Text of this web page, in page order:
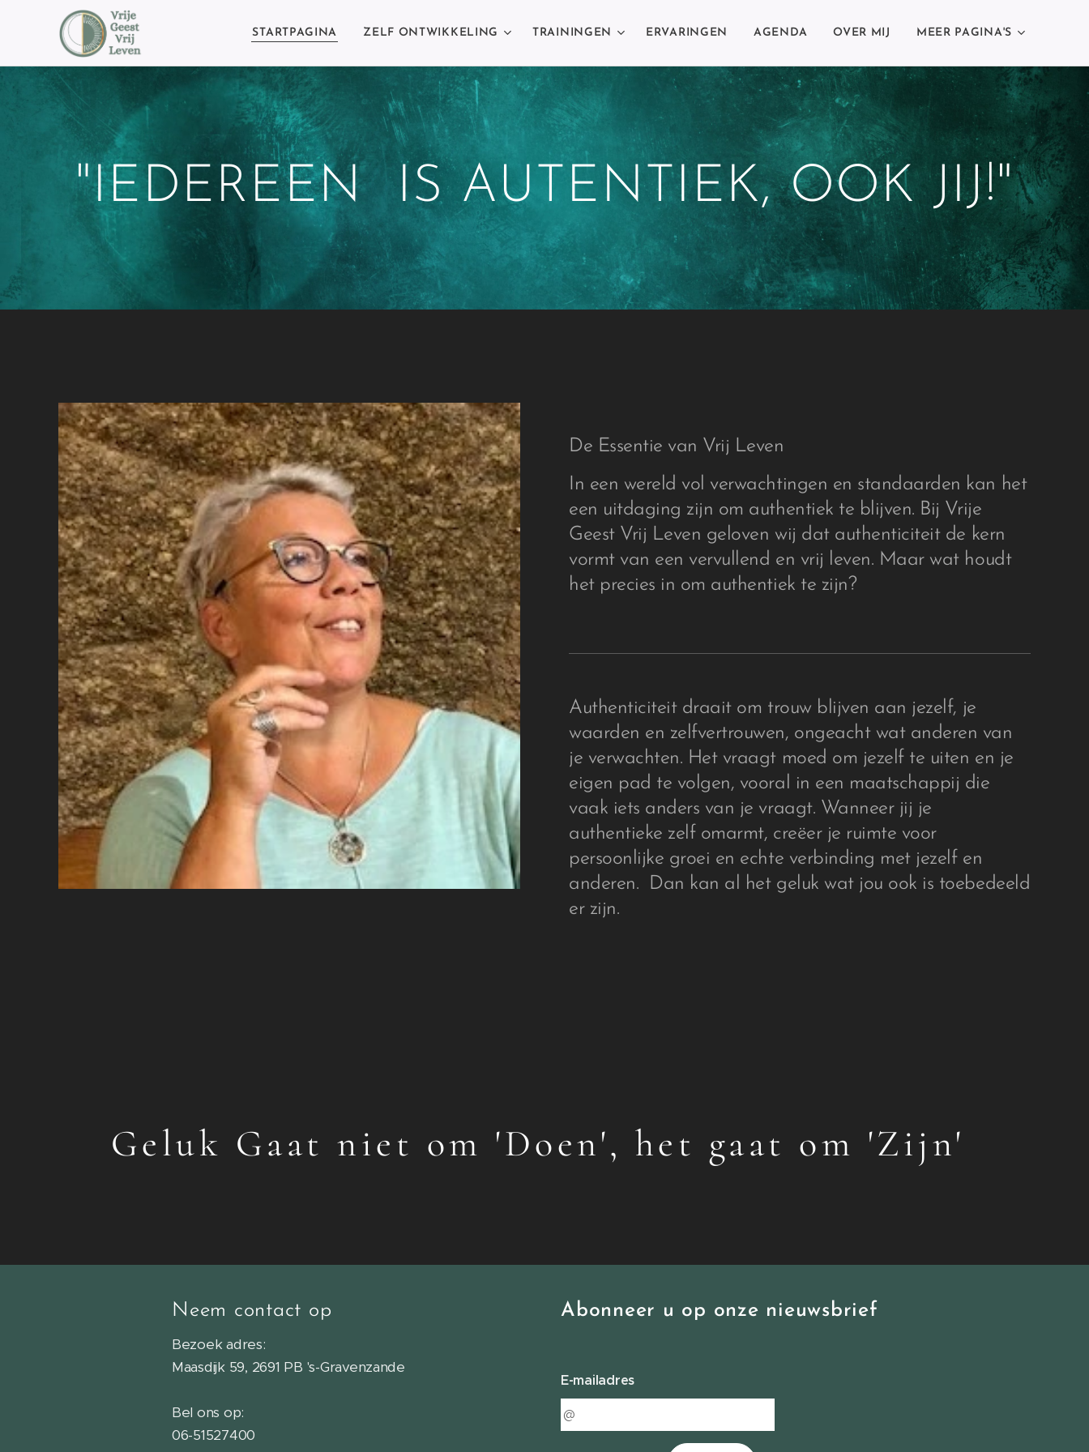
STARTPAGINA ZELF ONTWIKKELING TRAININGEN ERVARINGEN AGENDA OVER MIJ MEER PAGINA'S
"IEDEREEN IS AUTENTIEK, OOK JIJ!"
De Essentie van Vrij Leven
In een wereld vol verwachtingen en standaarden kan het
een uitdaging zijn om authentiek te blijven. Bij Vrije
Geest Vrij Leven geloven wij dat authenticiteit de kern
vormt van een vervullend en vrij leven. Maar wat houdt
het precies in om authentiek te zijn?
Authenticiteit draait om trouw blijven aan jezelf, je
waarden en zelfvertrouwen, ongeacht wat anderen van
je verwachten. Het vraagt moed om jezelf te uiten en je
eigen pad te volgen, vooral in een maatschappij die
vaak iets anders van je vraagt. Wanneer jij je
authentieke zelf omarmt, creëer je ruimte voor
persoonlijke groei en echte verbinding met jezelf en
anderen. Dan kan al het geluk wat jou ook is toebedeeld
er zijn.
Geluk Gaat niet om 'Doen', het gaat om 'Zijn'
Neem contact op
Bezoek adres:
Maasdijk 59, 2691 PB 's-Gravenzande
Bel ons op:
06-51527400
Abonneer u op onze nieuwsbrief
E-mailadres